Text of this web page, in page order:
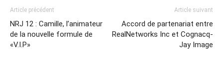
Article précédent
NRJ 12 : Camille, l’animateur
de la nouvelle formule de
«V.I.P»
Article suivant
Accord de partenariat entre
RealNetworks Inc et Cognacq-
Jay Image